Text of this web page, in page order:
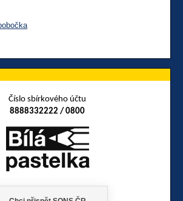
Číslo sbírkového účtu
8888332222 / 0800